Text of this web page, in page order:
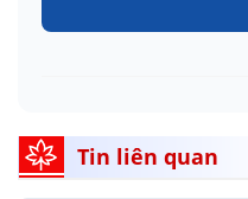
Tin liên quan